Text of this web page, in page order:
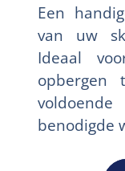
Een
van uw
Ideaal
opbergen
benodigde